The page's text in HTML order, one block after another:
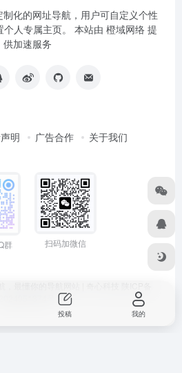
化的网址导航，用户可自定义个性
人专属主页。 本站由 橙域网络 提
供加速服务
明 广告合作 关于我们
群 扫码加微信
投稿 我的